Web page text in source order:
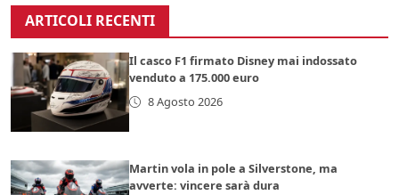
ARTICOLI RECENTI
Il casco F1 firmato Disney mai indossato
venduto a 175.000 euro
8 Agosto 2026
Martin vola in pole a Silverstone, ma
avverte: vincere sarà dura